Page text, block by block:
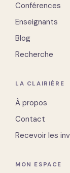
Conférences
Enseignants
Blog
Recherche
LA CLAIRIÈRE
À propos
Contact
Recevoir les
MON ESPACE